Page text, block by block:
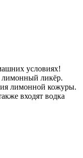
условиях!
лимонный ликёр.
лимонной кожуры.
входят водка